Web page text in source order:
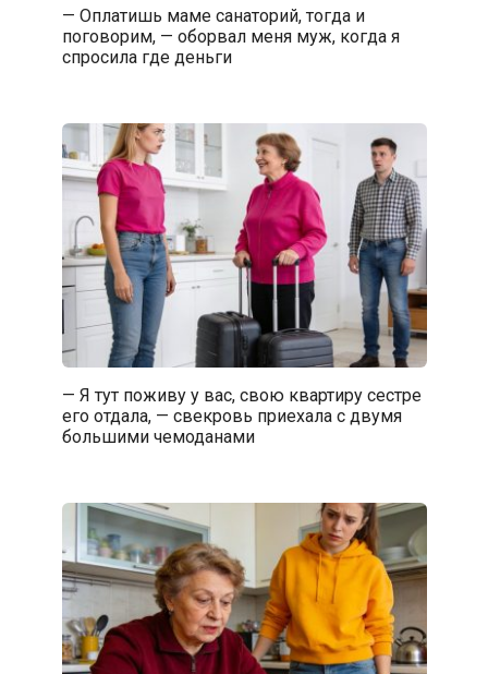
— Оплатишь маме санаторий, тогда и
поговорим, — оборвал меня муж, когда я
спросила где деньги
— Я тут поживу у вас, свою квартиру сестре
его отдала, — свекровь приехала с двумя
большими чемоданами